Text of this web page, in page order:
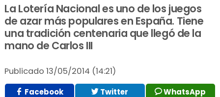
La Lotería Nacional es uno de los juegos
de azar más populares en España. Tiene
una tradición centenaria que llegó de la
mano de Carlos III
Publicado 13/05/2014 (14:21)
Facebook Twitter WhatsApp